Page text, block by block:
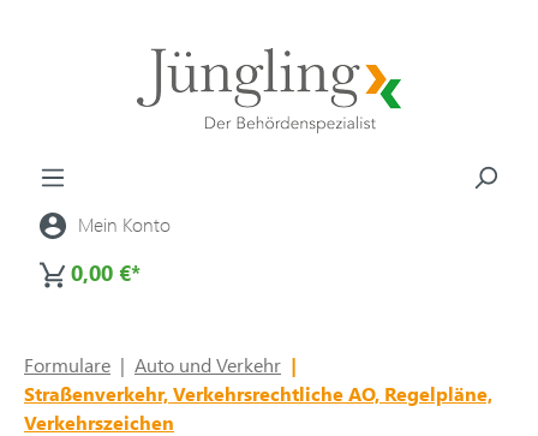
Mein Konto
0,00 €*
Formulare | Auto und Verkehr |
Straßenverkehr, Verkehrsrechtliche AO, Regelpläne,
Verkehrszeichen